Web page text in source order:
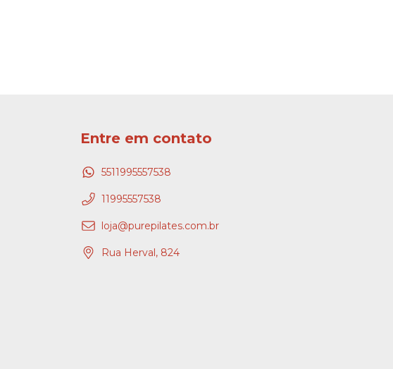
Entre em contato
5511995557538
11995557538
loja@purepilates.com.br
Rua Herval, 824